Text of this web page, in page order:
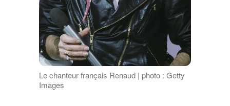
Le chanteur français Renaud | photo : Getty
Images